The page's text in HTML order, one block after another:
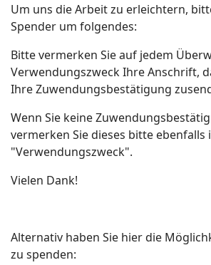
Um uns die Arbeit zu erleichtern,
Spender um folgendes:
Bitte vermerken Sie auf jedem
Verwendungszweck Ihre Anschrift,
Ihre Zuwendungsbestätigung
Wenn Sie keine
vermerken Sie dieses bitte ebenfalls
"Verwendungszweck".
Vielen Dank!
Alternativ haben Sie hier die
zu spenden: